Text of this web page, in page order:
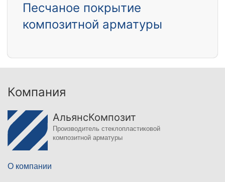
Песчаное покрытие
композитной арматуры
Компания
АльянсКомпозит
Производитель стеклопластиковой
композитной арматуры
О компании